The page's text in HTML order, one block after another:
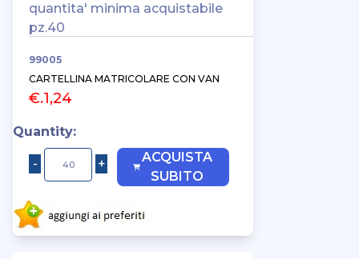
quantita' minima acquistabile
pz.40
99005
CARTELLINA MATRICOLARE CON VAN
€.1,24
Quantity:
ACQUISTA
SUBITO